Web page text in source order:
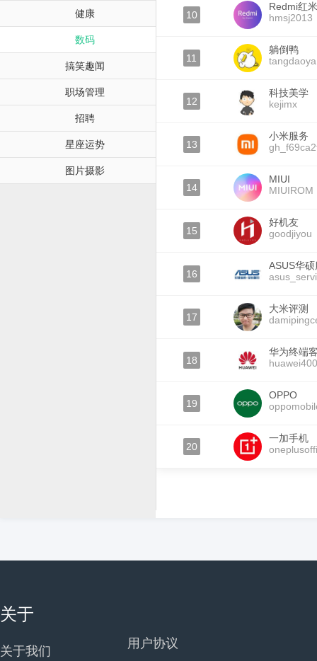
健康
数码
搞笑趣闻
职场管理
招聘
星座运势
图片摄影
10
Redmi红
hmsj2013
11
躺倒鸭
tangdaoya
12
科技美学
kejimx
13
小米服务
14
MIUI
MIUIROM
15
好机友
goodjiyou
16
ASUS华
17
大米评测
18
华为终端
huawei400
19
OPPO
20
一加手机
关于
关于我们
用户协议